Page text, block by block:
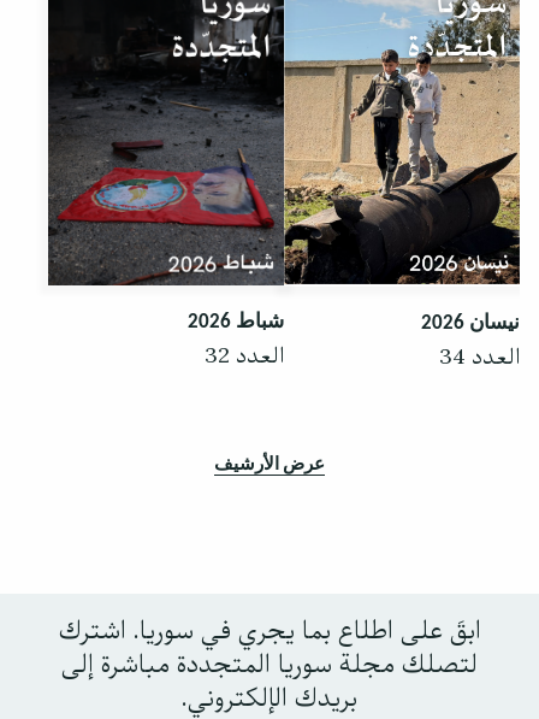
نيسان 2026
العدد 34
شباط 2026
العدد 32
عرض الأرشيف
ابقَ على اطلاع بما يجري في سوريا. اشترك
لتصلك مجلة سوريا المتجددة مباشرة إلى
بريدك الإلكتروني.